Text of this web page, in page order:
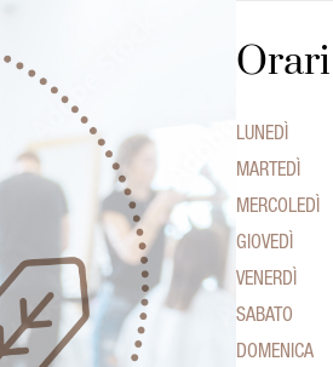
Orari
LUNEDÌ
MARTEDÌ
MERCOLEDÌ
GIOVEDÌ
VENERDÌ
SABATO
DOMENICA